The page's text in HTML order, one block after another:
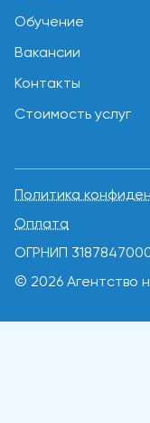
Обучение
Вакансии
Контакты
Стоимость услуг
Политика
Оплата
ОГРНИП
© 2026 Агентство